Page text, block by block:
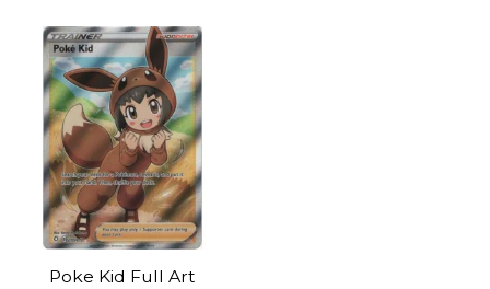
Poke Kid Full Art